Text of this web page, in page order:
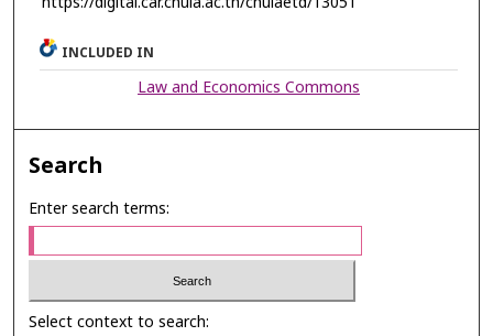
INCLUDED IN
Law and Economics Commons
Search
Enter search terms:
Select context to search: